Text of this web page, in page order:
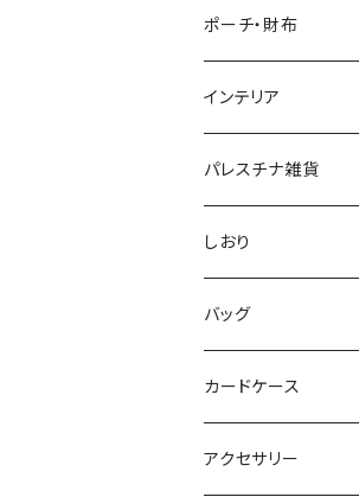
クリスマスカード
グリーティングカード
ポーチ・財布
財布
ポーチ
メガネ・ペンケース
インテリア
ランチョンマット
タペストリー
クッション
コースター
パレスチナ雑貨
しおり
バッグ
クラッチバック
トートバッグ
カードケース
アクセサリー